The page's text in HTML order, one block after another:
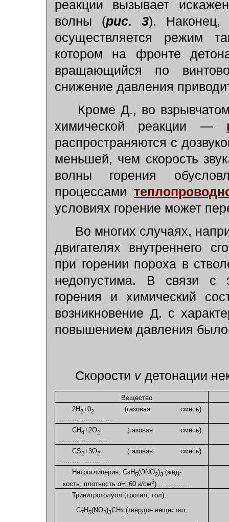
реакции вызывает
волны (рис. 3). Наконец,
осуществляется режим
котором на фронте
вращающийся по
снижение давления
Кроме Д., во
химической реакции —
распространяются с
меньшей, чем скорость
волны горения
процессами
условиях горение может
Во многих случаях,
двигателях внутреннего
при горении пороха в
недопустима. В связи с
горения и химический
возникновение Д. с
повышением давления
Скорости vдетонации
Вещество
2Н2+02
(газовая смесь)
CH4+2O2(газовая смесь)
CS2+3O2(газовая смесь)
Нитроглицерин, СзН5(ОNО2)3 (жид-
кость, плотностьd=l,60г/см3) …………...
Тринитротолуол (тротил, тол),
C7H5(NО2)3СНз (твёрдое вещество,